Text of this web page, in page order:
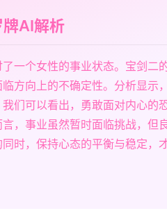
牌AI解析
一个女性的事业状态。宝剑二
方向上的不确定性。分析显示
们可以看出，勇敢面对内心的
，事业虽然暂时面临挑战，但
时，保持心态的平衡与稳定，